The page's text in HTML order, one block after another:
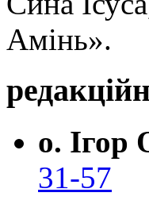
Амінь».
о.
31-57